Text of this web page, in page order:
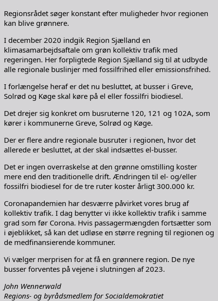
Regionsrådet søger konstant efter muligheder hvor regionen
kan blive grønnere.
I december 2020 indgik Region Sjælland en
klimasamarbejdsaftale om grøn kollektiv trafik med
regeringen. Her forpligtede Region Sjælland sig til at udbyde
alle regionale buslinjer med fossilfrihed eller emissionsfrihed.
I forlængelse heraf er det nu besluttet, at busser i Greve,
Solrød og Køge skal køre på el eller fossilfri biodiesel.
Det drejer sig konkret om busruterne 120, 121 og 102A, som
kører i kommunerne Greve, Solrød og Køge.
Der er flere andre regionale busruter i regionen, hvor det
allerede er besluttet, at der skal indsættes el-busser.
Det er ingen overraskelse at den grønne omstilling koster
mere end den traditionelle drift. Ændringen til el- og/eller
fossilfri biodiesel for de tre ruter koster årligt 300.000 kr.
Coronapandemien har desværre påvirket vores brug af
kollektiv trafik. I dag benytter vi ikke kollektiv trafik i samme
grad som før Corona. Hvis passagermængden fortsætter som
i øjeblikket, så kan det udløse en større regning til regionen og
de medfinansierende kommuner.
Vi vælger merprisen for at få en grønnere region. De nye
busser forventes på vejene i slutningen af 2023.
John Wennerwald
Regions- og byrådsmedlem for Socialdemokratiet